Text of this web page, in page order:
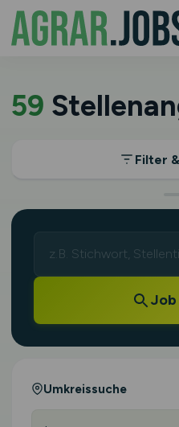
59
Filter
Job
Umkreissuche